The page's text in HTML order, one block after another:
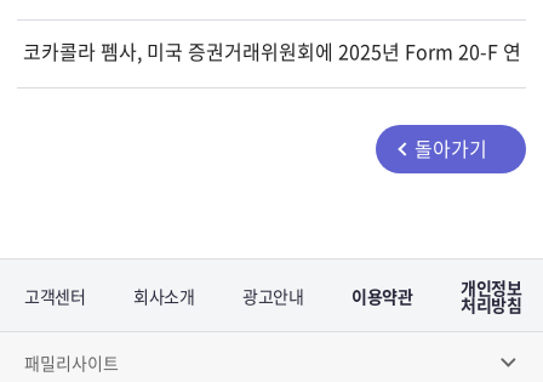
코카콜라 펨사, 미국 증권거래위원회에 2025년 Form 20-F 연
돌아가기
고객센터 회사소개 광고안내 이용약관 개인정보
처리방침
패밀리사이트